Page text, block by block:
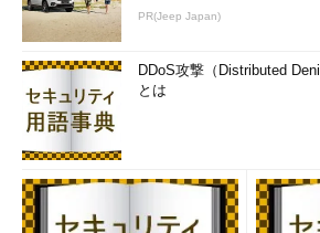
PR(Jeep Japan)
DDoS攻撃（Distributed
とは